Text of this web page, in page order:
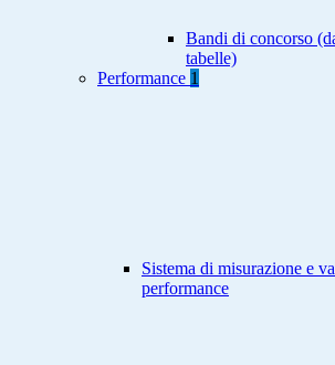
Bandi di concorso
tabelle)
Performance 1
Sistema di misurazione e
performance